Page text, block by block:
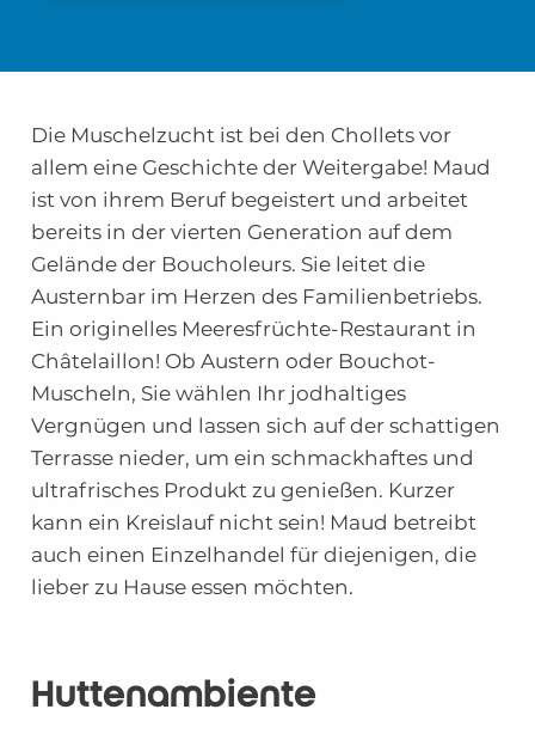
Die Muschelzucht ist bei den Chollets vor
allem eine Geschichte der Weitergabe! Maud
ist von ihrem Beruf begeistert und arbeitet
bereits in der vierten Generation auf dem
Gelände der Boucholeurs. Sie leitet die
Austernbar im Herzen des Familienbetriebs.
Ein originelles Meeresfrüchte-Restaurant in
Châtelaillon! Ob Austern oder Bouchot-
Muscheln, Sie wählen Ihr jodhaltiges
Vergnügen und lassen sich auf der schattigen
Terrasse nieder, um ein schmackhaftes und
ultrafrisches Produkt zu genießen. Kurzer
kann ein Kreislauf nicht sein! Maud betreibt
auch einen Einzelhandel für diejenigen, die
lieber zu Hause essen möchten.
Hüttenambiente